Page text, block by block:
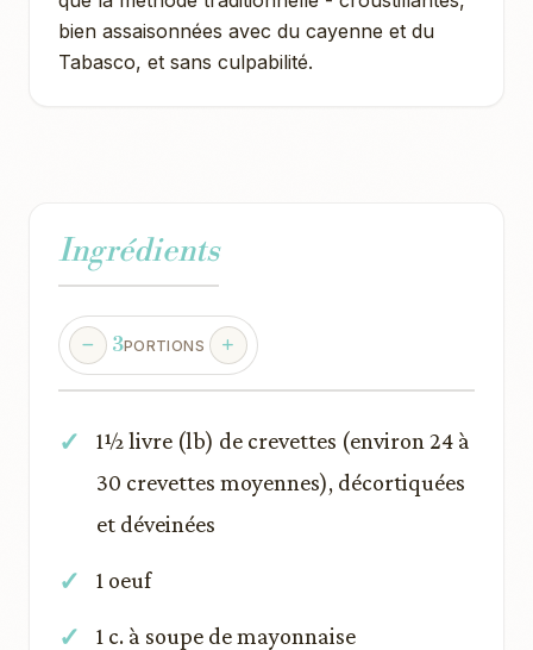
bien assaisonnées avec du cayenne et du
Tabasco, et sans culpabilité.
Ingrédients
3PORTIONS
1½ livre (lb) de crevettes (environ 24 à
30 crevettes moyennes), décortiquées
et déveinées
1 oeuf
1 c. à soupe de mayonnaise